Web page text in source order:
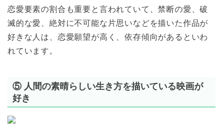
恋愛要素の割合も重要と言われていて、禁断の愛、破
滅的な愛、絶対に不可能な片思いなどを描いた作品が
好きな人は、恋愛願望が高く、依存傾向があるといわ
れています。
⑤ 人間の素晴らしい生き方を描いている映画が
好き